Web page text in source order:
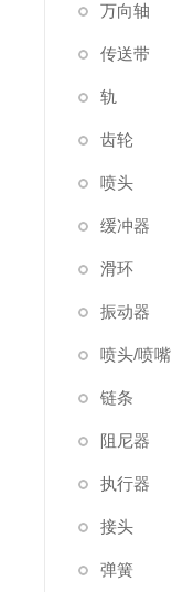
万向轴
传送带
轨
齿轮
喷头
缓冲器
滑环
振动器
喷头/喷嘴
链条
阻尼器
执行器
接头
弹簧